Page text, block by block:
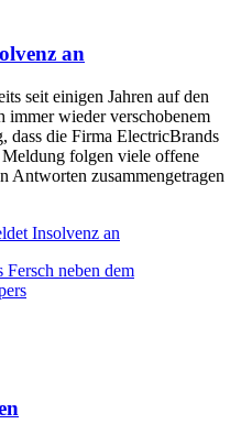
an
seit einigen Jahren auf den
wieder verschobenem
dass die Firma ElectricBrands
folgen viele offene
Antworten zusammengetragen
Insolvenz an